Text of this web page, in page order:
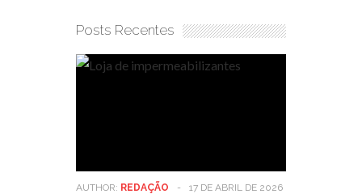
Posts Recentes
AUTHOR: REDAÇÃO - 17 DE ABRIL DE 2026